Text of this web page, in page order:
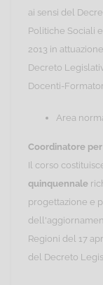
ai sensi del
Politiche Sociali
2013 in
Decreto
Docenti-
Area
Coordinatore per
Il corso
quinquennale
progettazione e
Regioni del 17
del Decreto